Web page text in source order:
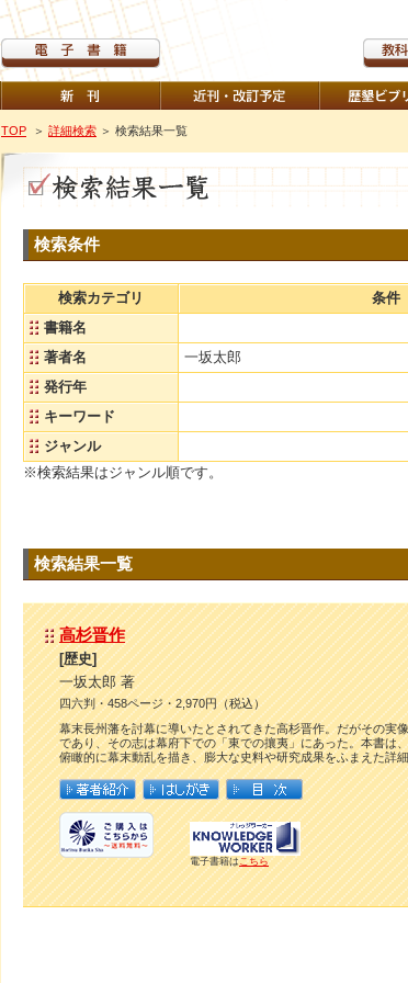
TOP ＞ 詳細検索 ＞ 検索結果一覧
検索条件
検索カテゴリ
条件
書籍名
著者名
一坂太郎
発行年
キーワード
ジャンル
※検索結果はジャンル順です。
検索結果一覧
高杉晋作
[歴史]
一坂太郎 著
四六判・458ページ・2,970円（税込）
幕末長州藩を討幕に導いたとされてきた高杉晋作。だがその実
であり、その志は幕府下での「東での攘夷」にあった。本書は
俯瞰的に幕末動乱を描き、膨大な史料や研究成果をふまえた詳
電子書籍はこちら